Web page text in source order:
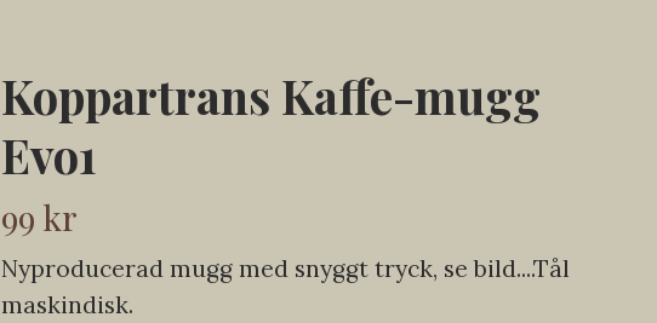
Koppartrans Kaffe-mugg
Evo1
99 kr
Nyproducerad mugg med snyggt tryck, se bild....Tål
maskindisk.